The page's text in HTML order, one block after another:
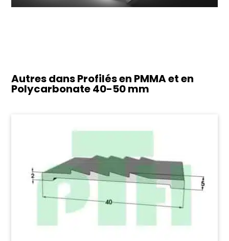
Autres dans Profilés en PMMA et en
Polycarbonate40-50 mm